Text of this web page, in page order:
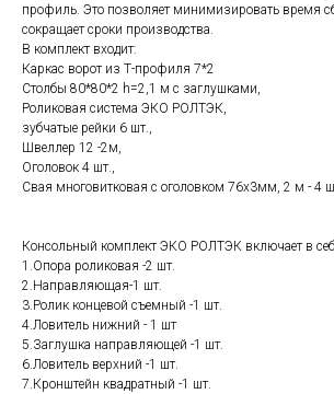
профиль. Это позволяет минимизировать время
сокращает сроки производства.
В комплект входит:
Каркас ворот из Т-профиля 7*2
Столбы 80*80*2 h=2,1 м с заглушками,
Роликовая система ЭКО РОЛТЭК,
зубчатые рейки 6 шт.,
Швеллер 12 -2м,
Оголовок 4 шт.,
Свая многовитковая с оголовком 76х3мм, 2 м - 4
Консольный комплект ЭКО РОЛТЭК включает в
1.Опора роликовая -2 шт.
2.Направляющая-1 шт.
3.Ролик концевой съемный -1 шт.
4.Ловитель нижний - 1 шт
5.Заглушка направляющей -1 шт.
6.Ловитель верхний -1 шт.
7.Кронштейн квадратный -1 шт.